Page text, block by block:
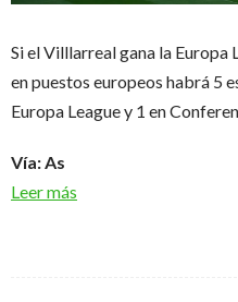
Si el Villlarreal gana la Europa
en puestos europeos habrá 5
Europa League y 1 en
Vía: As
Leer más